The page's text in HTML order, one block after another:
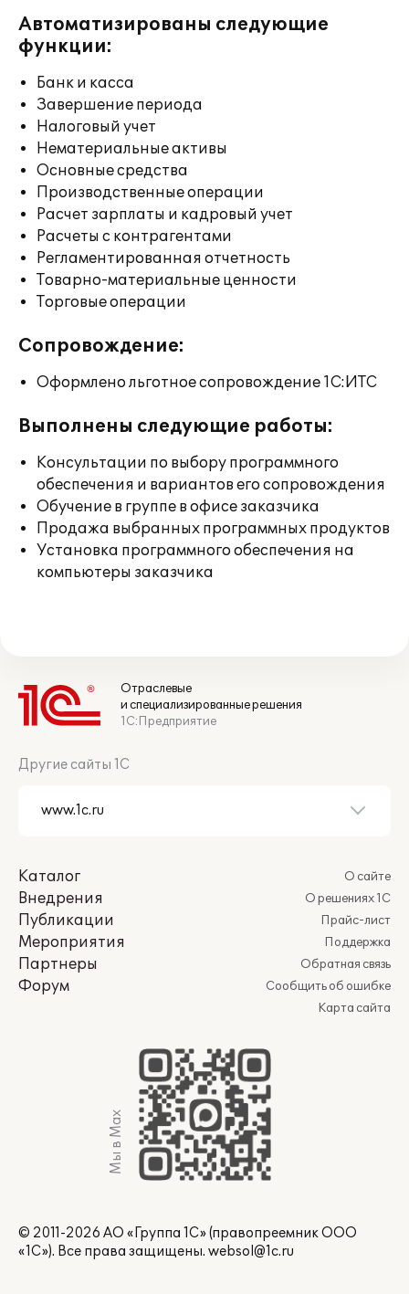
Автоматизированы следующие
функции:
Банк и касса
Завершение периода
Налоговый учет
Нематериальные активы
Основные средства
Производственные операции
Расчет зарплаты и кадровый учет
Расчеты с контрагентами
Регламентированная отчетность
Товарно-материальные ценности
Торговые операции
Сопровождение:
Оформлено льготное сопровождение 1С:ИТС
Выполнены следующие работы:
Консультации по выбору программного
обеспечения и вариантов его сопровождения
Обучение в группе в офисе заказчика
Продажа выбранных программных продуктов
Установка программного обеспечения на
компьютеры заказчика
Отраслевые
и специализированные решения
1С:Предприятие
Другие сайты 1С
Каталог
Внедрения
Публикации
Мероприятия
Партнеры
Форум
О сайте
О решениях 1С
Прайс-лист
Поддержка
Обратная связь
Сообщить об ошибке
Карта сайта
Мы в Max
© 2011-2026 АО «Группа 1С» (правопреемник ООО
«1С»). Все права защищены. websol@1c.ru